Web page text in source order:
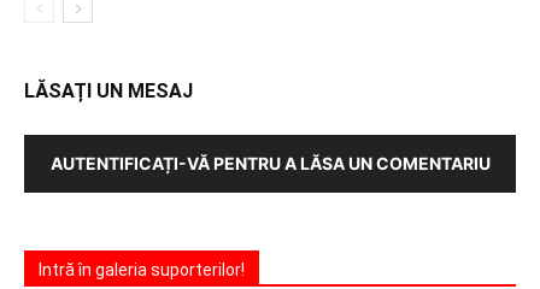
LĂSAȚI UN MESAJ
AUTENTIFICAȚI-VĂ PENTRU A LĂSA UN COMENTARIU
Intră în galeria suporterilor!